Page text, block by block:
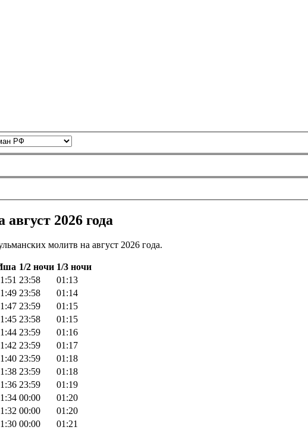
2026 года
молитв на август 2026 года.
1/2 ночи 1/3 ночи
23:58
01:13
23:58
01:14
23:59
01:15
23:58
01:15
23:59
01:16
23:59
01:17
23:59
01:18
23:59
01:18
23:59
01:19
00:00
01:20
00:00
01:20
00:00
01:21